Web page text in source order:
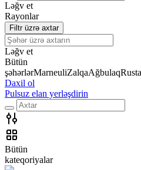
Ləğv et
Rayonlar
Filtr üzrə axtar
Ləğv et
Bütün
şəhərlərMarneuliZalqaAğbulaq
Daxil ol
Pulsuz elan yerləşdirin
Bütün
kateqoriyalar